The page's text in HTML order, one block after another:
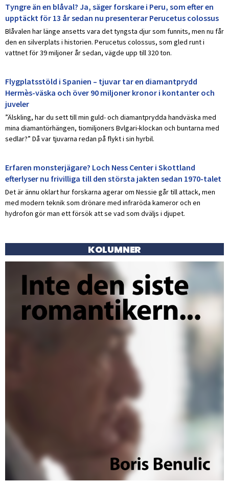
Tyngre än en blåval? Ja, säger forskare i Peru, som efter en
upptäckt för 13 år sedan nu presenterar Perucetus colossus
Blåvalen har länge ansetts vara det tyngsta djur som funnits, men nu får
den en silverplats i historien. Perucetus colossus, som gled runt i
vattnet för 39 miljoner år sedan, vägde upp till 320 ton.
Flygplatsstöld i Spanien – tjuvar tar en diamantprydd
Hermès-väska och över 90 miljoner kronor i kontanter och
juveler
”Älskling, har du sett till min guld- och diamantprydda handväska med
mina diamantörhängen, tiomiljoners Bvlgari-klockan och buntarna med
sedlar?” Då var tjuvarna redan på flykt i sin hyrbil.
Erfaren monsterjägare? Loch Ness Center i Skottland
efterlyser nu frivilliga till den största jakten sedan 1970-talet
Det är ännu oklart hur forskarna agerar om Nessie går till attack, men
med modern teknik som drönare med infraröda kameror och en
hydrofon gör man ett försök att se vad som dväljs i djupet.
KOLUMNER